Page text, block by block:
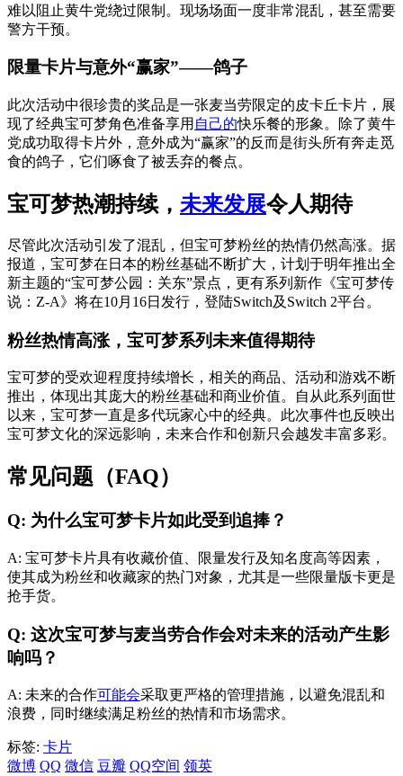
难以阻止黄牛党绕过限制。现场场面一度非常混乱，甚至需要
警方干预。
限量卡片与意外“赢家”——鸽子
此次活动中很珍贵的奖品是一张麦当劳限定的皮卡丘卡片，展
现了经典宝可梦角色准备享用 自己的快乐餐的形象。除了黄牛
党成功取得卡片外，意外成为“赢家”的反而是街头所有奔走觅
食的鸽子，它们啄食了被丢弃的餐点。
宝可梦热潮持续， 未来发展令人期待
尽管此次活动引发了混乱，但宝可梦粉丝的热情仍然高涨。据
报道，宝可梦在日本的粉丝基础不断扩大，计划于明年推出全
新主题的“宝可梦公园：关东”景点，更有系列新作《宝可梦传
说：Z-A》将在10月16日发行，登陆Switch及Switch 2平台。
粉丝热情高涨，宝可梦系列未来值得期待
宝可梦的受欢迎程度持续增长，相关的商品、活动和游戏不断
推出，体现出其庞大的粉丝基础和商业价值。自从此系列面世
以来，宝可梦一直是多代玩家心中的经典。此次事件也反映出
宝可梦文化的深远影响，未来合作和创新只会越发丰富多彩。
常见问题（FAQ）
Q: 为什么宝可梦卡片如此受到追捧？
A: 宝可梦卡片具有收藏价值、限量发行及知名度高等因素，
使其成为粉丝和收藏家的热门对象，尤其是一些限量版卡更是
抢手货。
Q: 这次宝可梦与麦当劳合作会对未来的活动产生影
响吗？
A: 未来的合作可能会采取更严格的管理措施，以避免混乱和
浪费，同时继续满足粉丝的热情和市场需求。
标签: 卡片
微博 QQ 微信 豆瓣 QQ空间 领英